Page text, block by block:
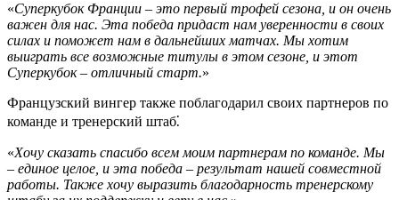
«Суперкубок Франции – это первый трофей сезона, и он очень
важен для нас. Эта победа придаст нам уверенности в своих
силах и поможет нам в дальнейших матчах. Мы хотим
выиграть все возможные титулы в этом сезоне, и этот
Суперкубок – отличный старт.»
Французский вингер также поблагодарил своих партнеров по
команде и тренерский штаб⁚
«Хочу сказать спасибо всем моим партнерам по команде. Мы
– единое целое, и эта победа – результат нашей совместной
работы. Также хочу выразить благодарность тренерскому